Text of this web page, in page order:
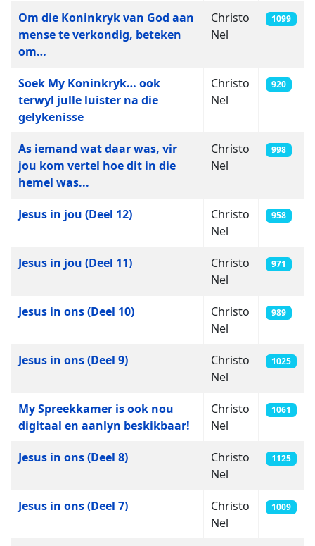
Om die Koninkryk van God aan
mense te verkondig, beteken
om…
Christo
Nel
1099
Soek My Koninkryk… ook
terwyl julle luister na die
gelykenisse
Christo
Nel
920
As iemand wat daar was, vir
jou kom vertel hoe dit in die
hemel was...
Christo
Nel
998
Jesus in jou (Deel 12)
Christo
Nel
958
Jesus in jou (Deel 11)
Christo
Nel
971
Jesus in ons (Deel 10)
Christo
Nel
989
Jesus in ons (Deel 9)
Christo
Nel
1025
My Spreekkamer is ook nou
digitaal en aanlyn beskikbaar!
Christo
Nel
1061
Jesus in ons (Deel 8)
Christo
Nel
1125
Jesus in ons (Deel 7)
Christo
Nel
1009